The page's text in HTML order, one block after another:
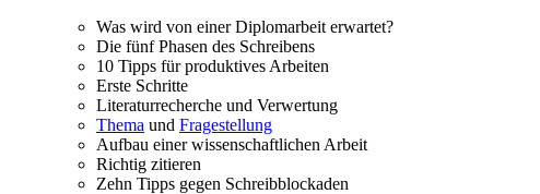
Was wird von einer Diplomarbeit erwartet?
Die fünf Phasen des Schreibens
10 Tipps für produktives Arbeiten
Erste Schritte
Literaturrecherche und Verwertung
Thema und Fragestellung
Aufbau einer wissenschaftlichen Arbeit
Richtig zitieren
Zehn Tipps gegen Schreibblockaden